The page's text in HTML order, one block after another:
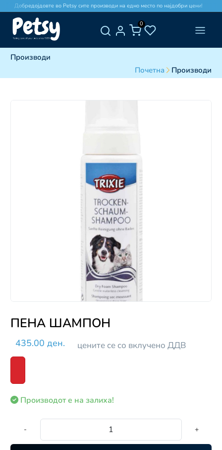
Добредојдовте во Petsy сите производи на едно место по најдобри цени!
0
Производи
Почетна
Производи
ПЕНА ШАМПОН
435.00 ден. цените се со вклучено ДДВ
Производот е на залиха!
- +